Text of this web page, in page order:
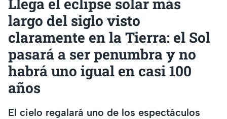
Llega el eclipse solar más
largo del siglo visto
claramente en la Tierra: el Sol
pasará a ser penumbra y no
habrá uno igual en casi 100
años
El cielo regalará uno de los espectáculos